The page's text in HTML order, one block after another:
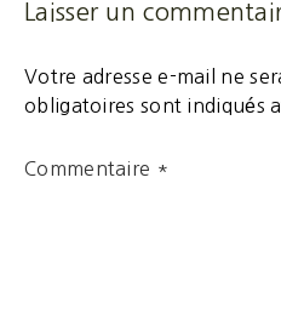
Laisser un
Votre adresse e-mail ne
obligatoires sont indiqués
Commentaire *